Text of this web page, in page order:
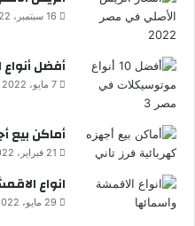
16 سبتمبر، 2022
أفضل
7 مايو، 2022
أماكن بيع
21 فبراير، 2022
انواع
29 مايو، 2022